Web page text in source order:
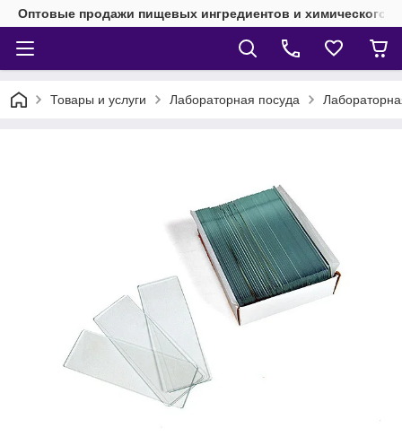
Оптовые продажи пищевых ингредиентов и химического
Товары и услуги Лабораторная посуда